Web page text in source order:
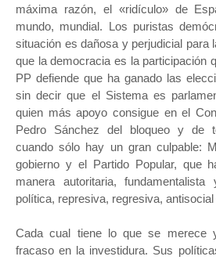
máxima razón, el «ridículo» de
mundo, mundial. Los puristas
situación es dañosa y perjudicial para
que la democracia es la participación
PP defiende que ha ganado las
sin decir que el Sistema es
quien más apoyo consigue en el
Pedro Sánchez del bloqueo y de
cuando sólo hay un gran culpable:
gobierno y el Partido Popular, que
manera autoritaria,
política, represiva, regresiva,
Cada cual tiene lo que se merece
fracaso en la investidura. Sus